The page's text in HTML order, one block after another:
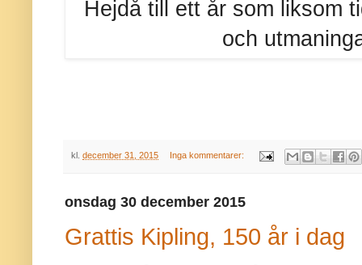
Hejdå till ett år som liksom
och
kl. december 31, 2015 Inga kommentarer:
onsdag 30 december 2015
Grattis Kipling, 150 år i dag